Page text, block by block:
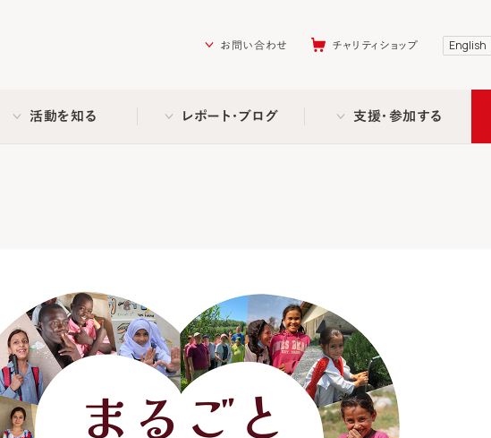
お問い合わせ
チャリティショップ English
活動を知る レポート・ブログ 支援・参加する